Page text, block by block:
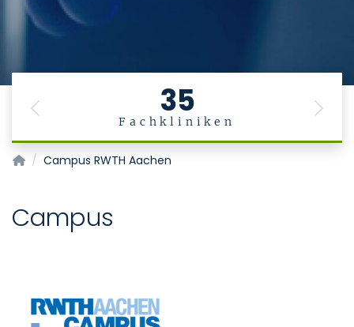
35
Fachkliniken
Previous Next
Telemedizinzentrum Aachen
Campus RWTH Aachen
Campus